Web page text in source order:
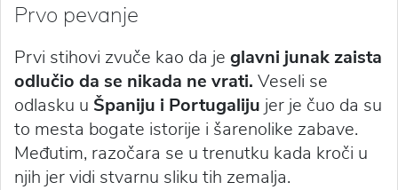
Prvo pevanje
Prvi stihovi zvuče kao da je glavni junak zaista
odlučio da se nikada ne vrati. Veseli se
odlasku u Španiju i Portugaliju jer je čuo da su
to mesta bogate istorije i šarenolike zabave.
Međutim, razočara se u trenutku kada kroči u
njih jer vidi stvarnu sliku tih zemalja.